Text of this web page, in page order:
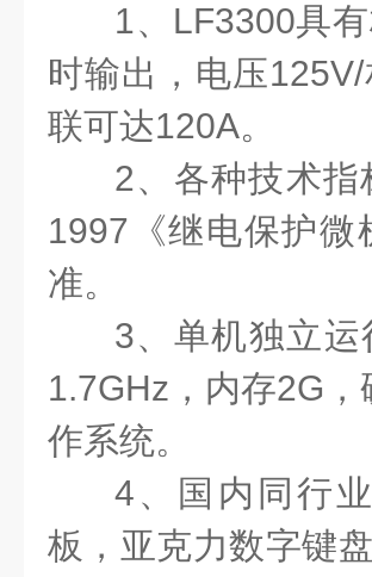
1、 LF3300具
时输出，电压
联可达120A。
2、各种技术指
1997《继电保护
准。
3、单机独立
1.7GHz，内存2G
作系统。
4、国内同行
板，亚克力数字键